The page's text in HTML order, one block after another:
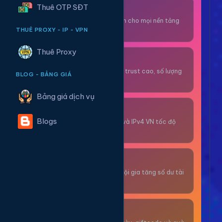
Thuê OTP SĐT
THUÊ PROXY - IP - VPN
Thuê Proxy
BLOG - BẢNG GIÁ
Bảng giá dịch vụ
Blogs
Thuê OTP SĐT
Nhận code xác minh cho mọi nền tảng
tức thì.
OTP/Mua Gmail
Tài khoản gmail cổ, trust cao, số lượng
Proxy dân cư xoay và IPv4 VN tốc độ
Thư giãn và có cơ hội gia tăng số dư tài